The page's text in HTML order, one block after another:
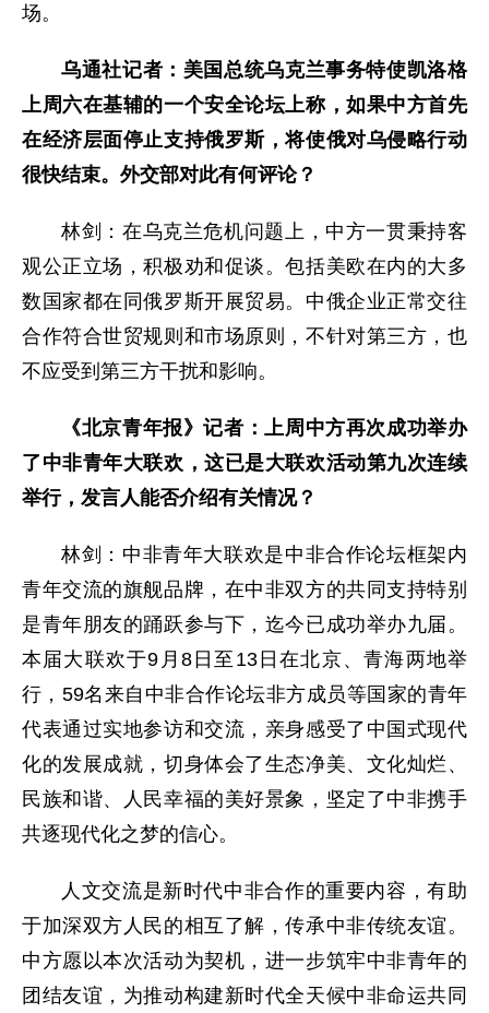
场。
乌通社记者：美国总统乌克兰事务特使凯洛格
上周六在基辅的一个安全论坛上称，如果中方首先
在经济层面停止支持俄罗斯，将使俄对乌侵略行动
很快结束。外交部对此有何评论？
林剑：在乌克兰危机问题上，中方一贯秉持客
观公正立场，积极劝和促谈。包括美欧在内的大多
数国家都在同俄罗斯开展贸易。中俄企业正常交往
合作符合世贸规则和市场原则，不针对第三方，也
不应受到第三方干扰和影响。
《北京青年报》记者：上周中方再次成功举办
了中非青年大联欢，这已是大联欢活动第九次连续
举行，发言人能否介绍有关情况？
林剑：中非青年大联欢是中非合作论坛框架内
青年交流的旗舰品牌，在中非双方的共同支持特别
是青年朋友的踊跃参与下，迄今已成功举办九届。
本届大联欢于9月8日至13日在北京、青海两地举
行，59名来自中非合作论坛非方成员等国家的青年
代表通过实地参访和交流，亲身感受了中国式现代
化的发展成就，切身体会了生态净美、文化灿烂、
民族和谐、人民幸福的美好景象，坚定了中非携手
共逐现代化之梦的信心。
人文交流是新时代中非合作的重要内容，有助
于加深双方人民的相互了解，传承中非传统友谊。
中方愿以本次活动为契机，进一步筑牢中非青年的
团结友谊，为推动构建新时代全天候中非命运共同